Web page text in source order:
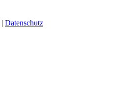
| Datenschutz